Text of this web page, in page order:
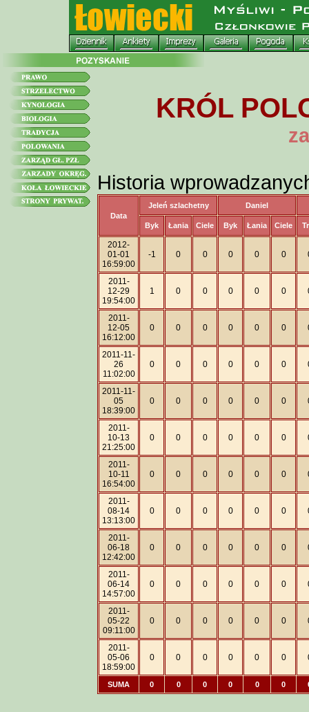
KRÓL
Historia
Data
Jeleń szlachetny Daniel
Byk Łania Ciele Byk Łania Ciele
2012-
01-01
16:59:00
-1 0 0 0 0 0
2011-
12-29
19:54:00
1 0 0 0 0 0
2011-
12-05
16:12:00
0 0 0 0 0 0
2011-11-
26
11:02:00
0 0 0 0 0 0
2011-11-
05
18:39:00
0 0 0 0 0 0
2011-
10-13
21:25:00
0 0 0 0 0 0
2011-
10-11
16:54:00
0 0 0 0 0 0
2011-
08-14
13:13:00
0 0 0 0 0 0
2011-
06-18
12:42:00
0 0 0 0 0 0
2011-
06-14
14:57:00
0 0 0 0 0 0
2011-
05-22
09:11:00
0 0 0 0 0 0
2011-
05-06
18:59:00
0 0 0 0 0 0
SUMA 0 0 0 0 0 0